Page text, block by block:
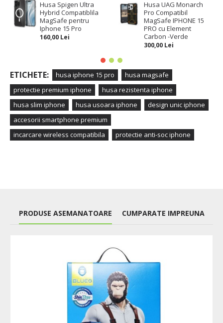
Husa Spigen Ultra
Hybrid Compatiblila
MagSafe pentru
Iphone 15 Pro
160,00 Lei
Husa UAG Monarch
Pro Compatibil
MagSafe IPHONE 15
PRO cu Element
Carbon -Verde
300,00 Lei
ETICHETE: husa iphone 15 pro
husa magsafe
protectie premium iphone
husa rezistenta iphone
husa slim iphone
husa usoara iphone
design unic iphone
accesorii smartphone premium
incarcare wireless compatibila
protectie anti-soc iphone
PRODUSE ASEMANATOARE CUMPARATE IMPREUNA